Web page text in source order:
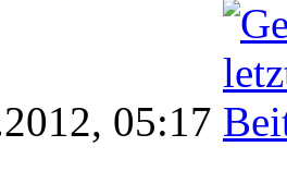
05:17